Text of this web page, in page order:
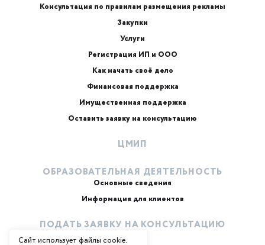
Консультация по правилам размещения рекламы
Закупки
Услуги
Регистрация ИП и ООО
Как начать своё дело
Финансовая поддержка
Имущественная поддержка
Оставить заявку на консультацию
ЦМИП
ОБРАЗОВАТЕЛЬНАЯ ДЕЯТЕЛЬНОСТЬ
Основные сведения
Информация для клиентов
ПОДАТЬ ЗАЯВКУ НА КОНСУЛЬТАЦИЮ
Сайт использует файлы cookie.